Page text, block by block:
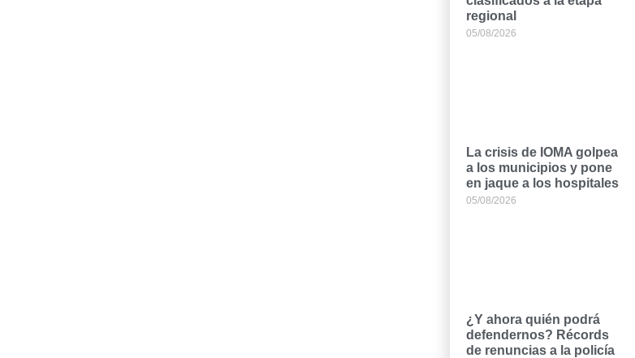
regional
05/08/2026
La crisis de IOMA golpea
a los municipios y pone
en jaque a los hospitales
05/08/2026
¿Y ahora quién podrá
defendernos? Récords
de renuncias a la policía